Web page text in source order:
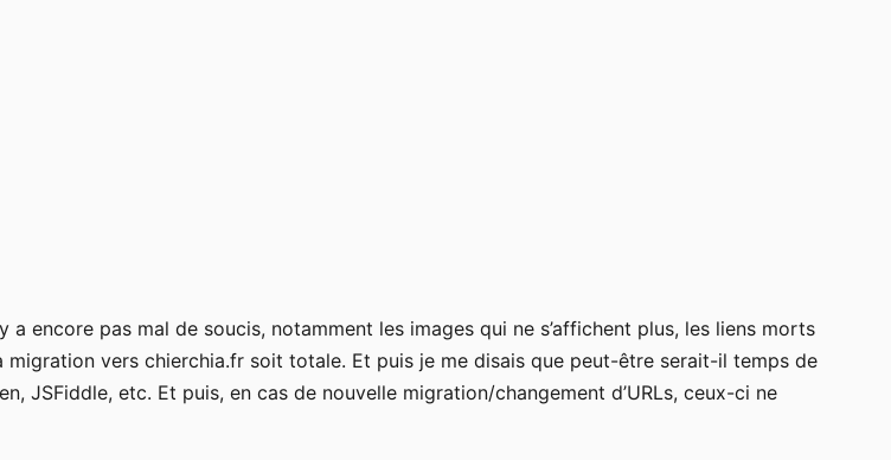
encore pas mal de soucis, notamment les images qui ne s’affichent plus, les liens morts
vers chierchia.fr soit totale. Et puis je me disais que peut-être serait-il temps de
JSFiddle, etc. Et puis, en cas de nouvelle migration/changement d’URLs, ceux-ci ne